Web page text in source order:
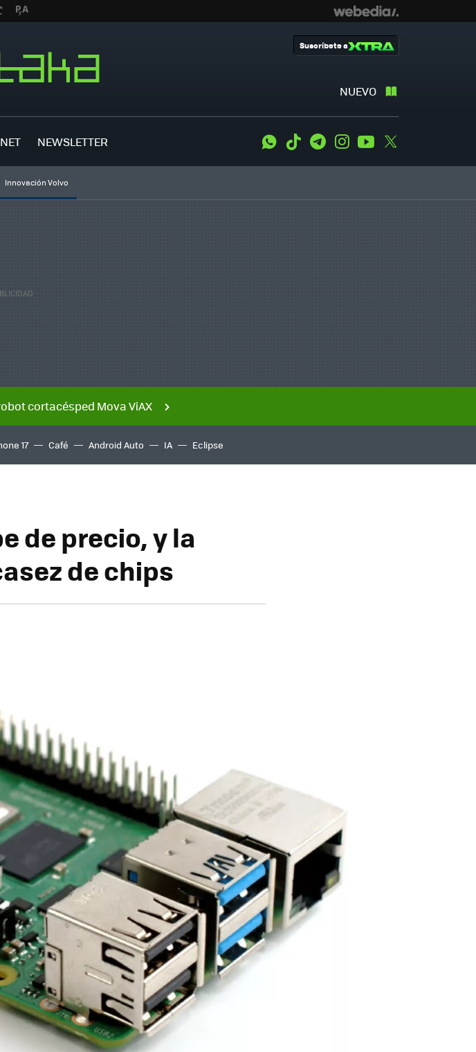
NUEVO
Suscríbete a
NEWSLETTER WhatsApp
Tiktok TelegramInstagramYoutube
Innovación Volvo
cortacésped Mova ViAX
17 Café Android Auto IA Eclipse
de precio, y la
de chips